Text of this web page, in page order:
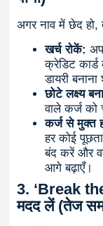
अगर नाव में छेद हो,
खर्च रोकें:
क्रेडिट
डायरी
छोटे लक्ष्य
वाले कर्ज को
कर्ज से मुक्त
हर कोई
बंद करें और
आगे बढ़ाएँ।
3. ‘Break
मदद लें (तेज